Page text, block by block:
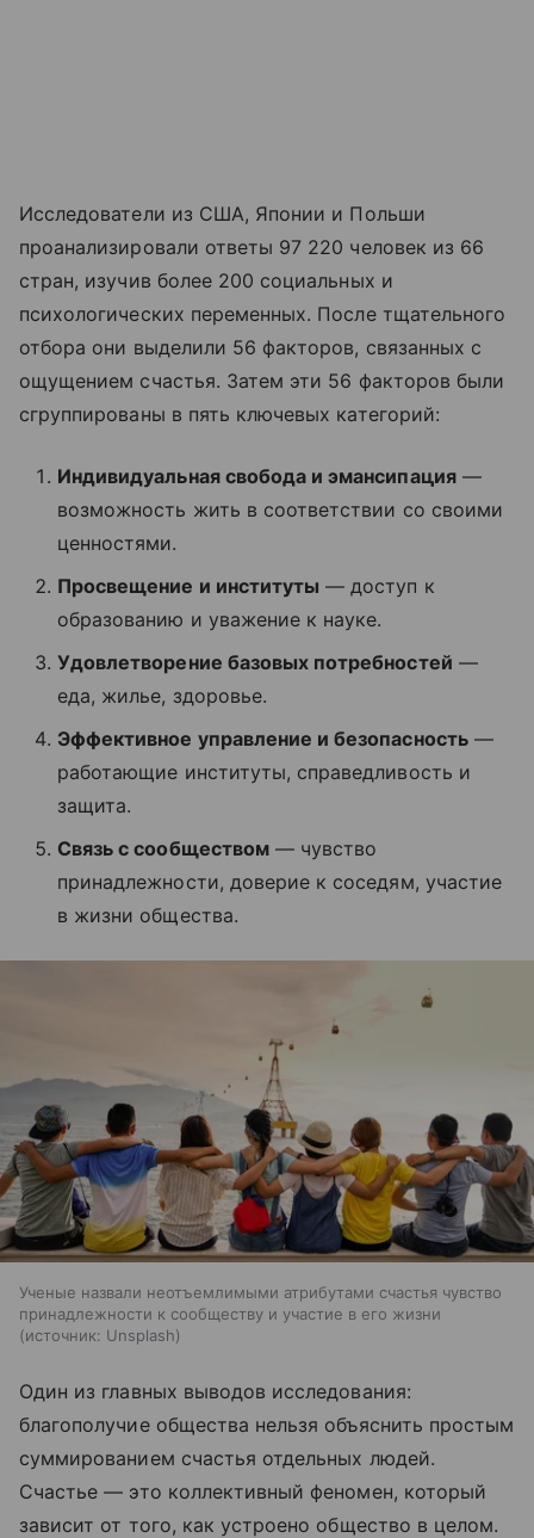
Исследователи из США, Японии и Польши
проанализировали ответы 97 220 человек из 66
стран, изучив более 200 социальных и
психологических переменных. После тщательного
отбора они выделили 56 факторов, связанных с
ощущением счастья. Затем эти 56 факторов были
сгруппированы в пять ключевых категорий:
Индивидуальная свобода и эмансипация—
возможность жить в соответствии со своими
ценностями.
Просвещение и институты — доступ к
образованию и уважение к науке.
Удовлетворение базовых потребностей —
еда, жилье, здоровье.
Эффективное управление и безопасность—
работающие институты, справедливость и
защита.
Связь с сообществом— чувство
принадлежности, доверие к соседям, участие
в жизни общества.
Ученые назвали неотъемлимыми атрибутами счастья чувство
принадлежности к сообществу и участие в его жизни
источник: Unsplash
Один из главных выводов исследования:
благополучие общества нельзя объяснить простым
суммированием счастья отдельных людей.
Счастье — это коллективный феномен, который
зависит от того, как устроено общество в целом.